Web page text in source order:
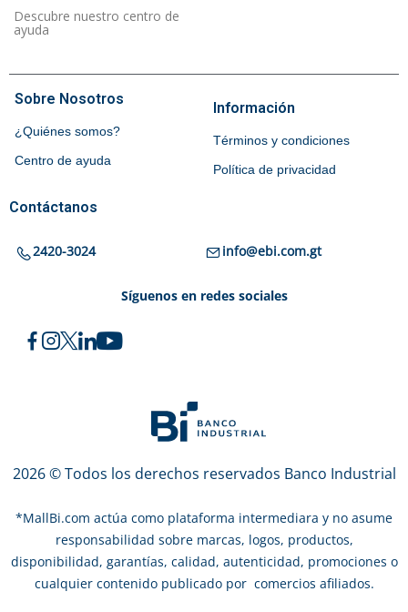
Descubre nuestro centro de
ayuda
Sobre Nosotros
¿Quiénes somos?
Centro de ayuda
Información
Términos y condiciones
Política de privacidad
Contáctanos
2420-3024 info@ebi.com.gt
Síguenos en redes sociales
2026 © Todos los derechos reservados Banco Industrial
*MallBi.com actúa como plataforma intermediara y no asume
responsabilidad sobre marcas, logos, productos,
disponibilidad, garantías, calidad, autenticidad, promociones o
cualquier contenido publicado por comercios afiliados.